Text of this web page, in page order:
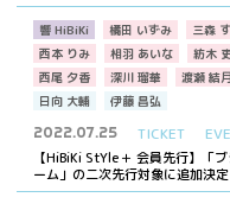
響 HiBiKi 橘田 いずみ 三森
西本 りみ
相羽 あいな 紡木
西尾 夕香
深川 瑠華 渡瀬 結月
日向 大輔
伊藤 昌弘
2022.07.25 TICKET
【HiBiKi StYle＋ 会員先行】「
ーム」の二次先行対象に追加決定